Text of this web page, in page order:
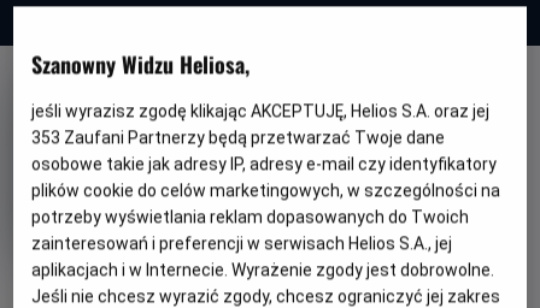
OBSERWUJ
Backrooms. Bez wyjścia
Oryginalny
tytuł
Backrooms Gatunek
Horror / Science fiction
Od 15 lat
Czas
trwania
111 min
Kraj
i
rok
produkcji
USA (2026)
OCENA HELIOS
6.8
Szanowny Widzu Heliosa,
jeśli wyrazisz zgodę klikając AKCEPTUJĘ, Helios S.A. oraz jej
353 Zaufani Partnerzy będą przetwarzać Twoje dane
osobowe takie jak adresy IP, adresy e-mail czy identyfikatory
plików cookie do celów marketingowych, w szczególności na
potrzeby wyświetlania reklam dopasowanych do Twoich
zainteresowań i preferencji w serwisach Helios S.A., jej
aplikacjach i w Internecie. Wyrażenie zgody jest dobrowolne.
Jeśli nie chcesz wyrazić zgody, chcesz ograniczyć jej zakres